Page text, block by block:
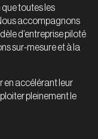
toutes les
accompagnons
d’entreprise piloté
sur-mesure et à la
en accélérant leur
pleinement le